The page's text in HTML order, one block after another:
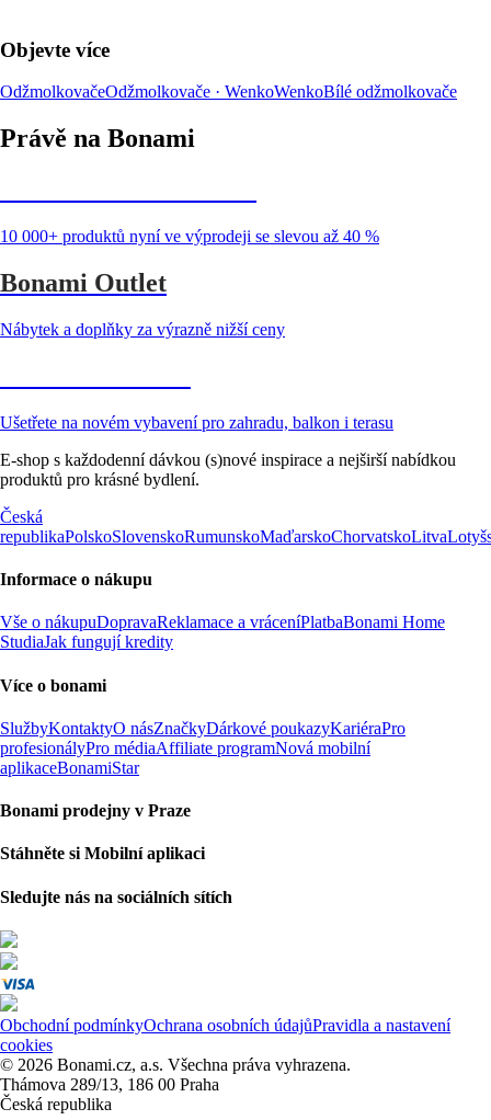
Objevte více
OdžmolkovačeOdžmolkovače · WenkoWenkoBílé odžmolkovače
Právě na Bonami
10 000+ produktů nyní ve výprodeji se slevou až 40 %
Bonami Outlet
Nábytek a doplňky za výrazně nižší ceny
Ušetřete na novém vybavení pro zahradu, balkon i terasu
E-shop s každodenní dávkou (s)nové inspirace a nejširší nabídkou
produktů pro krásné bydlení.
Česká
republikaPolskoSlovenskoRumunskoMaďarskoChorvatskoLitva
Informace o nákupu
Vše o nákupuDopravaReklamace a vráceníPlatbaBonami Home
StudiaJak fungují kredity
Více o bonami
SlužbyKontaktyO násZnačkyDárkové poukazyKariéraPro
profesionályPro médiaAffiliate programNová mobilní
aplikaceBonamiStar
Bonami prodejny v Praze
Stáhněte si Mobilní aplikaci
Sledujte nás na sociálních sítích
Obchodní podmínkyOchrana osobních údajůPravidla a nastavení
cookies
© 2026 Bonami.cz, a.s. Všechna práva vyhrazena.
Thámova 289/13, 186 00 Praha
Česká republika